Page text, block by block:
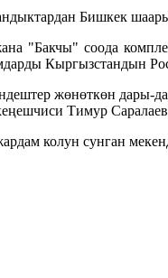
Бишкек
"Бакчы" соода
Кыргызстандын
жөнөткөн дары-
Тимур Саралаев
колун сунган